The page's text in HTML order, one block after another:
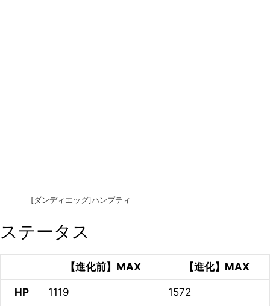
[ダンディエッグ]ハンプティ
ステータス
【進化前】MAX 【進化】MAX
HP 1119 1572